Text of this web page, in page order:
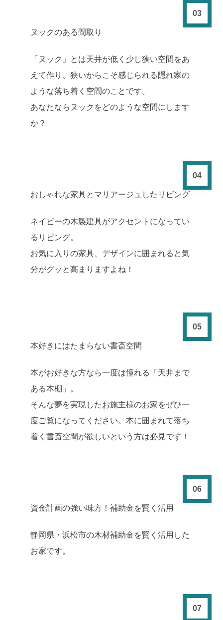
03
ヌックのある間取り
「ヌック」とは天井が低く少し狭い空間をあ
えて作り、狭いからこそ感じられる隠れ家の
ような落ち着く空間のことです。
あなたならヌックをどのような空間にします
か？
04
おしゃれな家具とマリアージュしたリビング
ネイビーの木製建具がアクセントになってい
るリビング。
お気に入りの家具、デザインに囲まれると気
分がグッと高まりますよね！
05
本好きにはたまらない書斎空間
本がお好きな方なら一度は憧れる「天井まで
ある本棚」。
そんな夢を実現したお施主様のお家をぜひ一
度ご覧になってください。本に囲まれて落ち
着く書斎空間が欲しいという方は必見です！
06
資金計画の強い味方！補助金を賢く活用
静岡県・浜松市の木材補助金を賢く活用した
お家です。
07